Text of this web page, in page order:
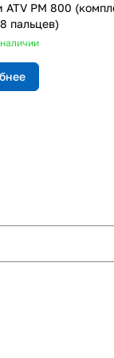
ATV РМ 800
пальцев)